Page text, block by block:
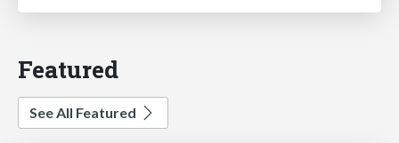
Featured
See All Featured